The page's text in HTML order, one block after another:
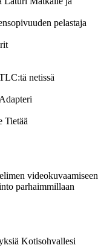
pelastaja
netissä
Tietää
videokuvaamiseen
parhaimmillaan
Kotisohvallesi